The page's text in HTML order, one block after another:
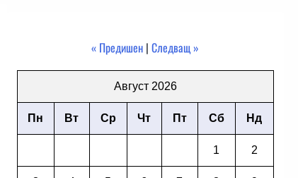
« Предишен |Следващ »
Август 2026
Пн Вт Ср Чт Пт Сб Нд
1 2